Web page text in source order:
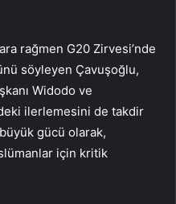
rağmen G20 Zirvesi’nde
söyleyen Çavuşoğlu,
Widodo ve
ilerlemesini de takdir
gücü olarak,
için kritik